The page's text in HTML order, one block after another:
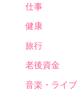
仕事
健康
旅行
老後資金
音楽・ライブ